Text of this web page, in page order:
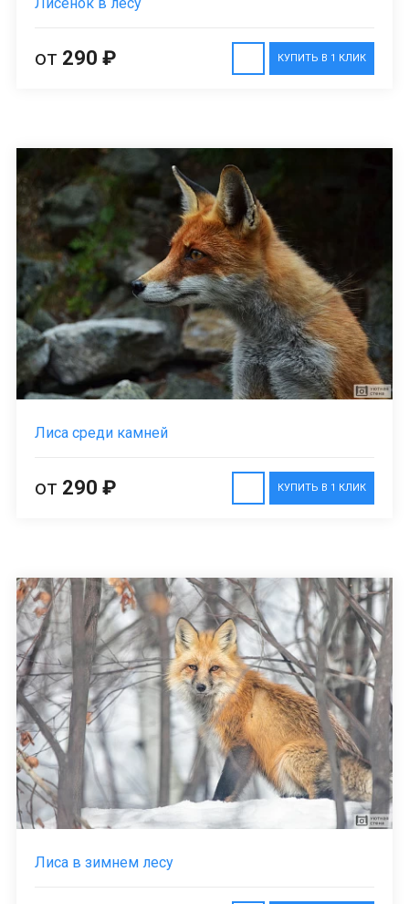
Лисенок в лесу
КУПИТЬ В 1 КЛИК
от 290 ₽
Лиса среди камней
КУПИТЬ В 1 КЛИК
от 290 ₽
Лиса в зимнем лесу